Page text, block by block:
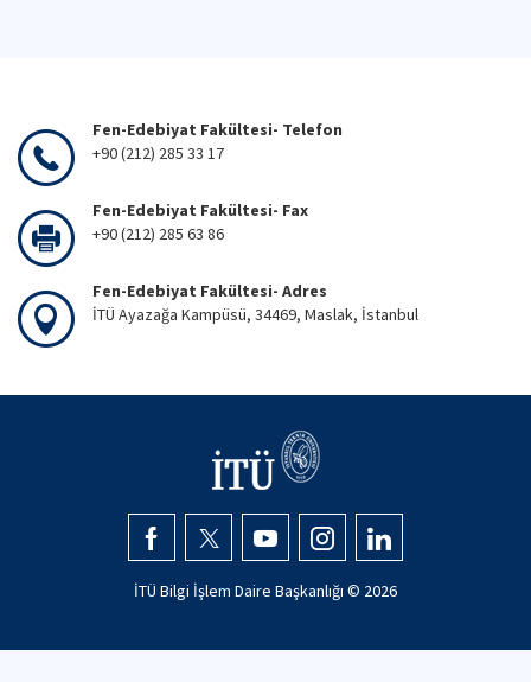
Fen-Edebiyat Fakültesi- Telefon
+90 (212) 285 33 17
Fen-Edebiyat Fakültesi- Fax
+90 (212) 285 63 86
Fen-Edebiyat Fakültesi- Adres
İTÜ Ayazağa Kampüsü, 34469, Maslak, İstanbul
İTÜ Bilgi İşlem Daire Başkanlığı © 2026